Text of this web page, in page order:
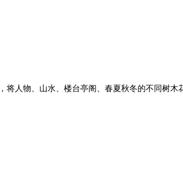
人物、山水、楼台亭阁、春夏秋冬的不同树木